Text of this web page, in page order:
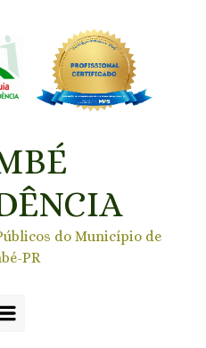
do Município de
PR